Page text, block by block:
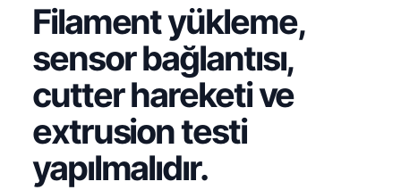
Filament yükleme,
sensor bağlantısı,
cutter hareketi ve
extrusion testi
yapılmalıdır.